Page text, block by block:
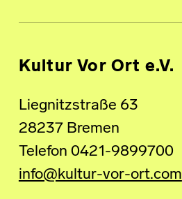
Kultur Vor Ort e.V.
Liegnitzstraße 63
28237 Bremen
Telefon 0421-9899700
info@kultur-vor-ort.com